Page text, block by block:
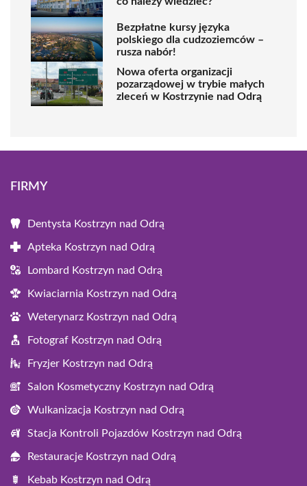
Bezpłatne kursy języka
polskiego dla cudzoziemców –
rusza nabór!
Nowa oferta organizacji
pozarządowej w trybie małych
zleceń w Kostrzynie nad Odrą
FIRMY
Dentysta Kostrzyn nad Odrą
Apteka Kostrzyn nad Odrą
Lombard Kostrzyn nad Odrą
Kwiaciarnia Kostrzyn nad Odrą
Weterynarz Kostrzyn nad Odrą
Fotograf Kostrzyn nad Odrą
Fryzjer Kostrzyn nad Odrą
Salon Kosmetyczny Kostrzyn nad Odrą
Wulkanizacja Kostrzyn nad Odrą
Stacja Kontroli Pojazdów Kostrzyn nad Odrą
Restauracje Kostrzyn nad Odrą
Kebab Kostrzyn nad Odrą